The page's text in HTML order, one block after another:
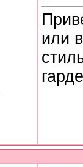
или